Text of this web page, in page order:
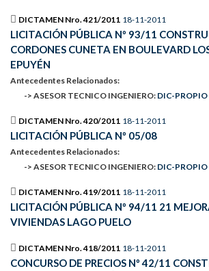
DICTAMEN Nro. 421/2011 18-11-2011
LICITACIÓN PÚBLICA Nº 93/11
CORDONES CUNETA EN BOULEVARD
EPUYÉN
Antecedentes Relacionados:
-> ASESOR TECNICO INGENIERO: DIC-
DICTAMEN Nro. 420/2011 18-11-2011
LICITACIÓN PÚBLICA Nº 05/08
Antecedentes Relacionados:
-> ASESOR TECNICO INGENIERO: DIC-
DICTAMEN Nro. 419/2011 18-11-2011
LICITACIÓN PÚBLICA Nº 94/11 21
VIVIENDAS LAGO PUELO
DICTAMEN Nro. 418/2011 18-11-2011
CONCURSO DE PRECIOS Nº 42/11